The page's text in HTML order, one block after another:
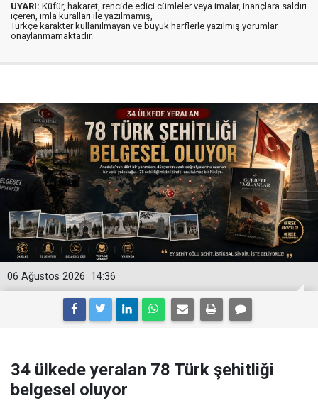
UYARI: Küfür, hakaret, rencide edici cümleler veya imalar, inançlara saldırı
içeren, imla kuralları ile yazılmamış,
Türkçe karakter kullanılmayan ve büyük harflerle yazılmış yorumlar
onaylanmamaktadır.
14:36
06 Ağustos 2026
34 ülkede yeralan 78 Türk şehitliği
belgesel oluyor